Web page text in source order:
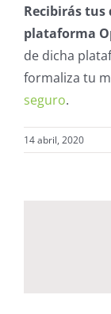
Recibirás
plataforma
de dicha
formaliza tu
seguro.
14 abril, 2020